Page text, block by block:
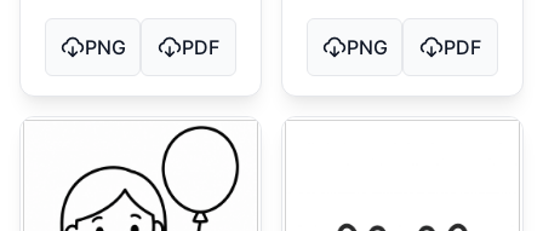
PNG PDF PNG PDF